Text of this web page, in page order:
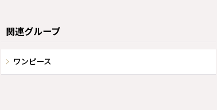
関連グループ
ワンピース